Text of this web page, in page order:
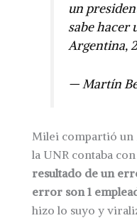
un
sabe hacer
Argentina,
— Martín
Milei compartió un
la UNR contaba con
resultado de un
error son 1
hizo lo suyo y